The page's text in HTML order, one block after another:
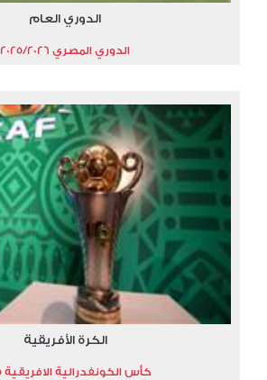
الدوري العام
الدوري المصري 2025/2026
الكرة الأفريقية
كأس الكونفدرالية الافريقية 2025